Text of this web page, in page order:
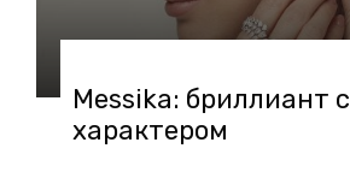
Messika: бриллиант с
характером